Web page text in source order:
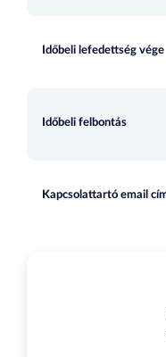
Időbeli lefedettség vége
Időbeli felbontás
Kapcsolattartó email